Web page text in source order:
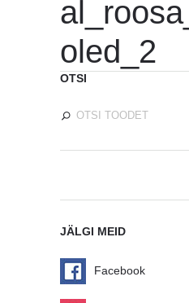
oled_2
OTSI
JÄLGI MEID
Facebook